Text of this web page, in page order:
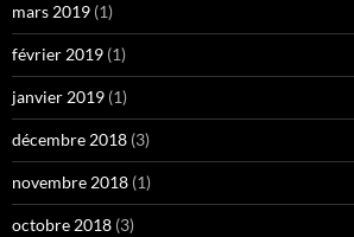
mars 2019 (1)
février 2019 (1)
janvier 2019 (1)
décembre 2018 (3)
novembre 2018 (1)
octobre 2018 (3)